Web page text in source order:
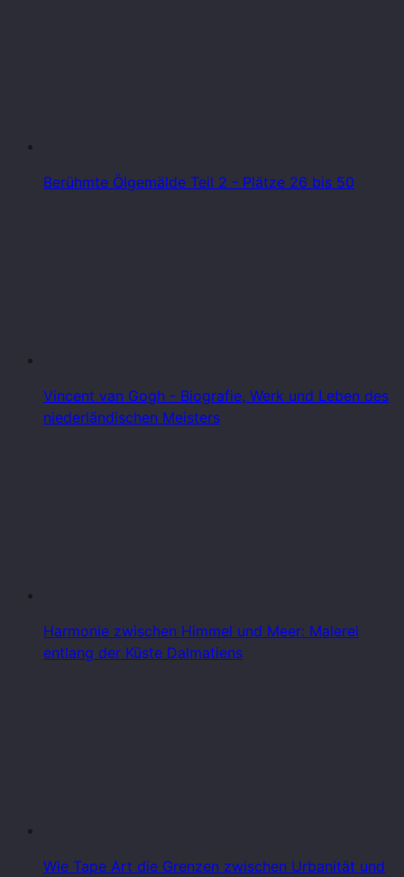
Berühmte Ölgemälde Teil 2 - Plätze 26 bis 50
Vincent van Gogh - Biografie, Werk und Leben des
niederländischen Meisters
Harmonie zwischen Himmel und Meer: Malerei
entlang der Küste Dalmatiens
Wie Tape Art die Grenzen zwischen Urbanität und